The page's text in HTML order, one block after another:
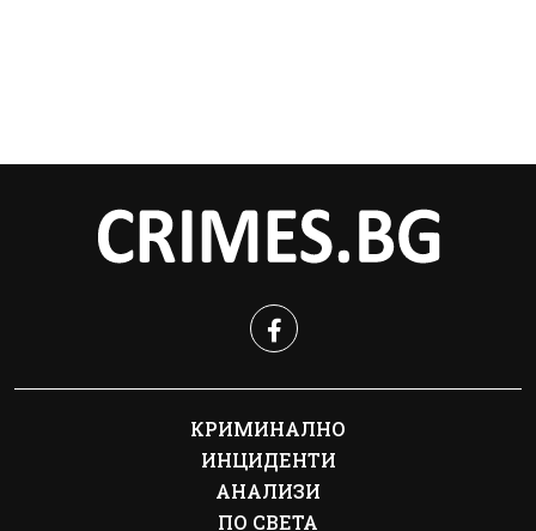
КРИМИНАЛНО
ИНЦИДЕНТИ
АНАЛИЗИ
ПО СВЕТА